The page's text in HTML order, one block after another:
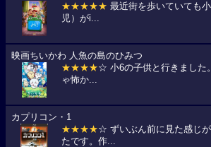
★★★★★ 最近街を歩いていても
児）がi...
映画ちいかわ 人魚の島のひみつ
★★★★☆ 小6の子供と行きました
ゃ怖か...
カプリコン・1
★★★★☆ ずいぶん前に見た感じ
たです。作...